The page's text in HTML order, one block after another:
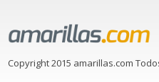
Copyright 2015 amarillas.com